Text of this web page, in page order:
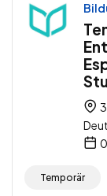
Temporär